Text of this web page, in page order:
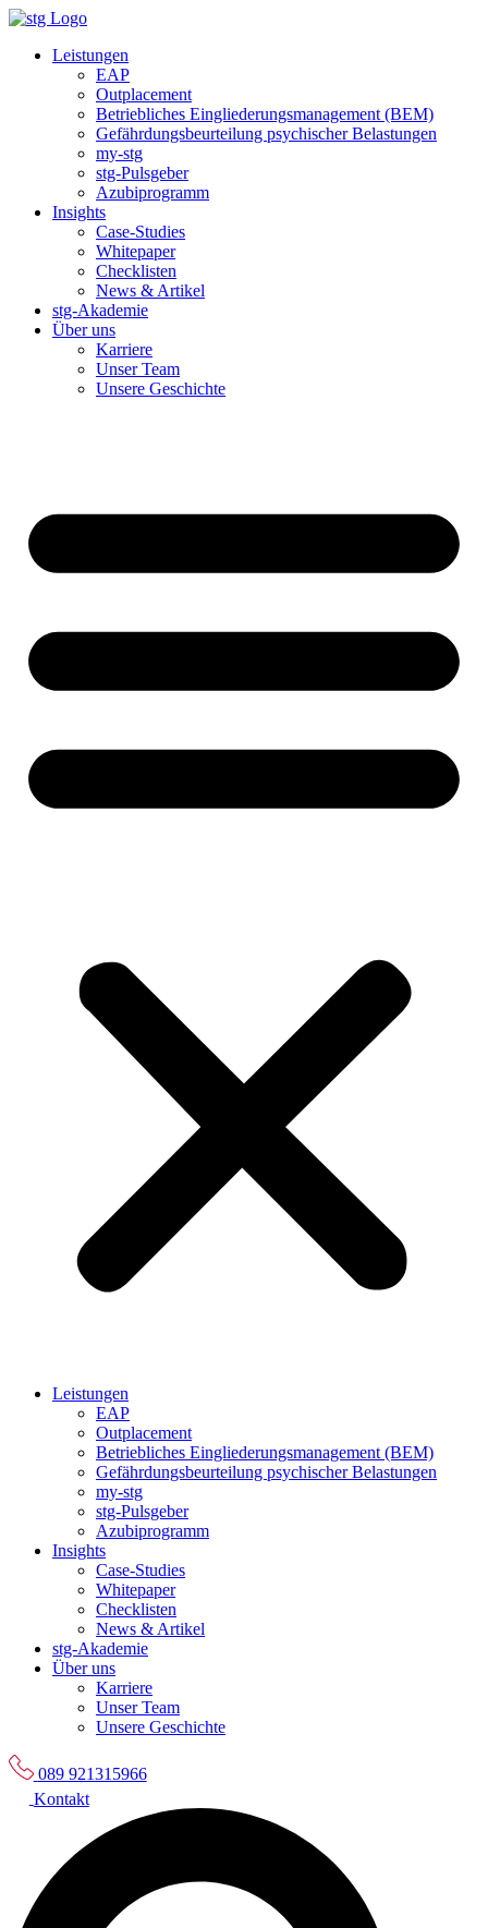
Zum
springenLeistungen
EAP
Outplacement
Betriebliches Eingliederungsmanagement (BEM)
Gefährdungsbeurteilung psychischer Belastungen
my-stg
stg-Pulsgeber
Azubiprogramm
Insights
Case-Studies
Whitepaper
Checklisten
News & Artikel
stg-Akademie
Über uns
Karriere
Unser Team
Unsere Geschichte
Leistungen
EAP
Outplacement
Betriebliches Eingliederungsmanagement (BEM)
Gefährdungsbeurteilung psychischer Belastungen
my-stg
stg-Pulsgeber
Azubiprogramm
Insights
Case-Studies
Whitepaper
Checklisten
News & Artikel
stg-Akademie
Über uns
Karriere
Unser Team
Unsere Geschichte
089 921315966
Kontakt